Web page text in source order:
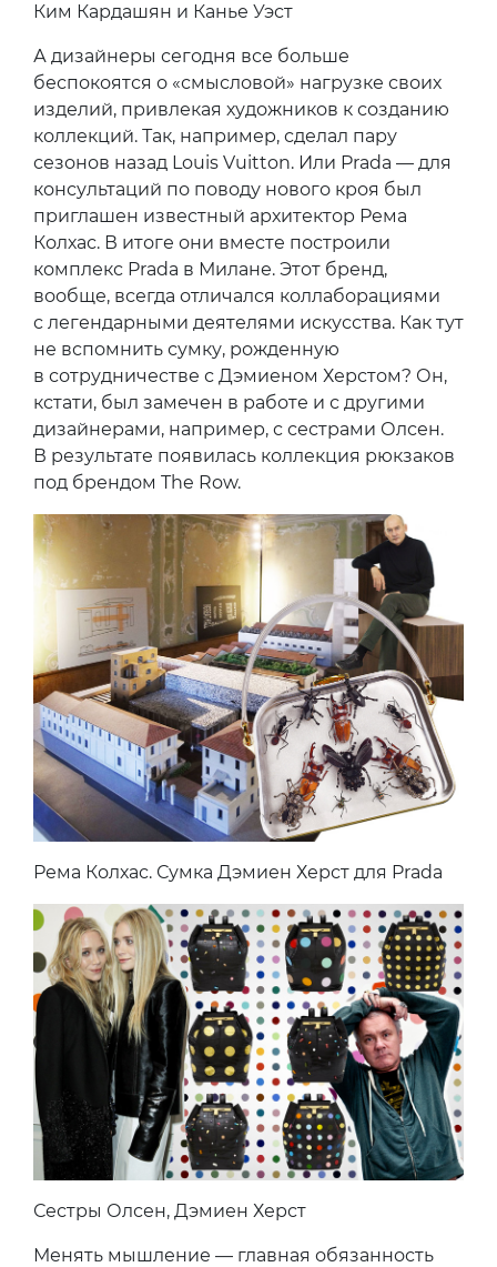
Ким Кардашян и Канье Уэст
А дизайнеры сегодня все больше
беспокоятся о «смысловой» нагрузке своих
изделий, привлекая художников к созданию
коллекций. Так, например, сделал пару
сезонов назад Louis Vuitton. Или Prada — для
консультаций по поводу нового кроя был
приглашен известный архитектор Рема
Колхас. В итоге они вместе построили
комплекс Prada в Милане. Этот бренд,
вообще, всегда отличался коллаборациями
с легендарными деятелями искусства. Как тут
не вспомнить сумку, рожденную
в сотрудничестве с Дэмиеном Херстом? Он,
кстати, был замечен в работе и с другими
дизайнерами, например, с сестрами Олсен.
В результате появилась коллекция рюкзаков
под брендом The Row.
Рема Колхас. Сумка Дэмиен Херст для Prada
Сестры Олсен, Дэмиен Херст
Менять мышление — главная обязанность